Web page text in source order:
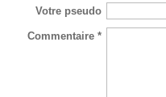
Votre pseudo
Commentaire *